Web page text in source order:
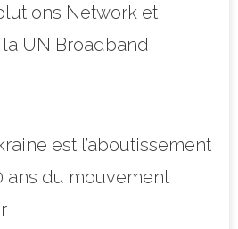
Network et
UN Broadband
est l’aboutissement
ans du mouvement